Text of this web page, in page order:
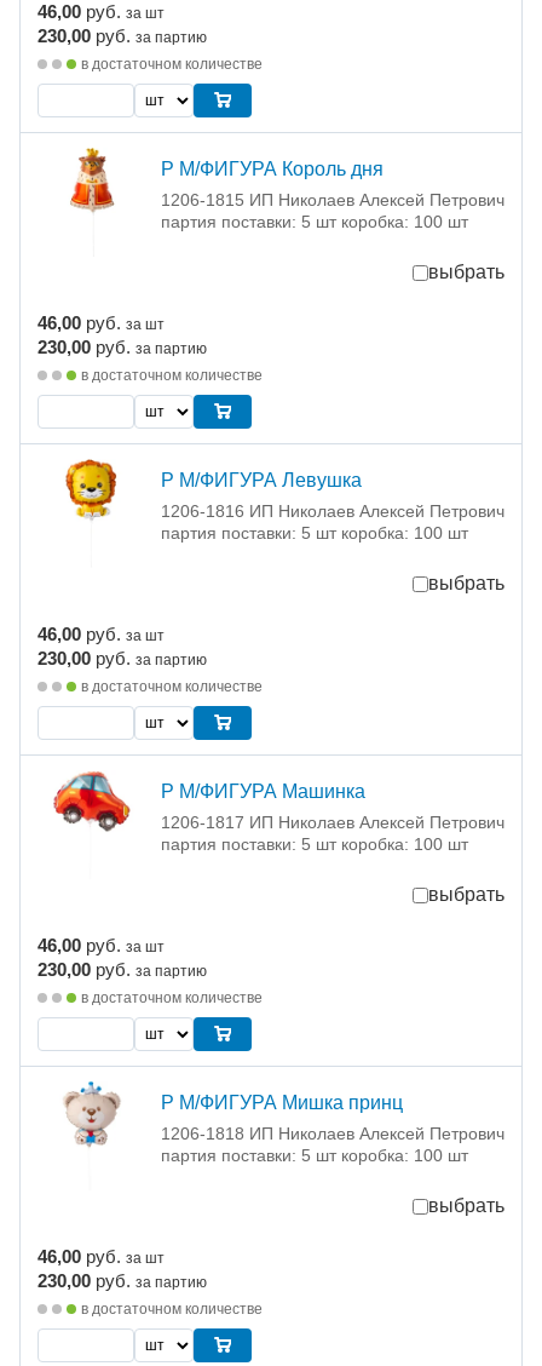
46,00 руб. за шт
230,00 руб. за партию
в достаточном количестве
Р М/ФИГУРА Король дня
1206-1815 ИП Николаев Алексей Петрович
партия поставки: 5 шт коробка: 100 шт
выбрать
46,00 руб. за шт
230,00 руб. за партию
в достаточном количестве
Р М/ФИГУРА Левушка
1206-1816 ИП Николаев Алексей Петрович
партия поставки: 5 шт коробка: 100 шт
выбрать
46,00 руб. за шт
230,00 руб. за партию
в достаточном количестве
Р М/ФИГУРА Машинка
1206-1817 ИП Николаев Алексей Петрович
партия поставки: 5 шт коробка: 100 шт
выбрать
46,00 руб. за шт
230,00 руб. за партию
в достаточном количестве
Р М/ФИГУРА Мишка принц
1206-1818 ИП Николаев Алексей Петрович
партия поставки: 5 шт коробка: 100 шт
выбрать
46,00 руб. за шт
230,00 руб. за партию
в достаточном количестве